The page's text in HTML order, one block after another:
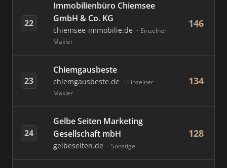
22
Immobilienbüro Chiemsee
GmbH & Co. KG
chiemsee-immobilie.de
Einzelner
Makler
146
23
Chiemgausbeste
chiemgausbeste.de
Einzelner
Makler
134
24
Gelbe Seiten Marketing
Gesellschaft mbH
gelbeseiten.de Sonstige
128